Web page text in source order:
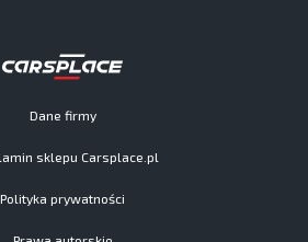
Dane firmy
sklepu Carsplace.pl
Polityka prywatności